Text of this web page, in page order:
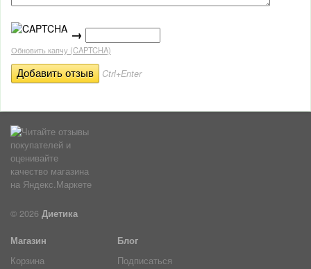
→
Обновить капчу (CAPTCHA)
Ctrl+Enter
© 2026 Диетика
Магазин
Корзина
Блог
Подписаться